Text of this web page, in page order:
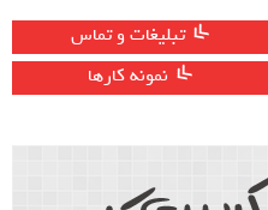
تبلیغات و تماس
نمونه کارها